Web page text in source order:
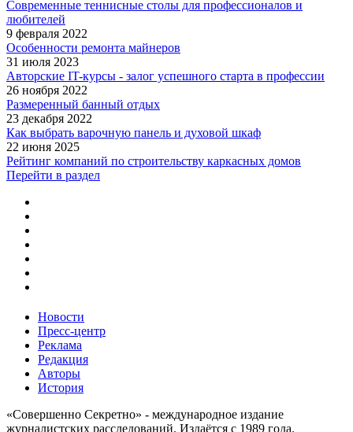
Современные теннисные столы для профессионалов и
любителей
9 февраля 2022
Особенности ремонта майнеров
31 июля 2023
Авторские IT-курсы - залог успешного старта в профессии
26 ноября 2022
Размеренный банный отдых
23 декабря 2022
Как выбрать варочную панель и духовой шкаф
22 июня 2025
Рейтинг компаний по строительству каркасных домов
Перейти в раздел
Новости
Пресс-центр
Реклама
Редакция
Авторы
История
«Совершенно Секретно» - международное издание
журналистских расследований. Издаётся с 1989 года.